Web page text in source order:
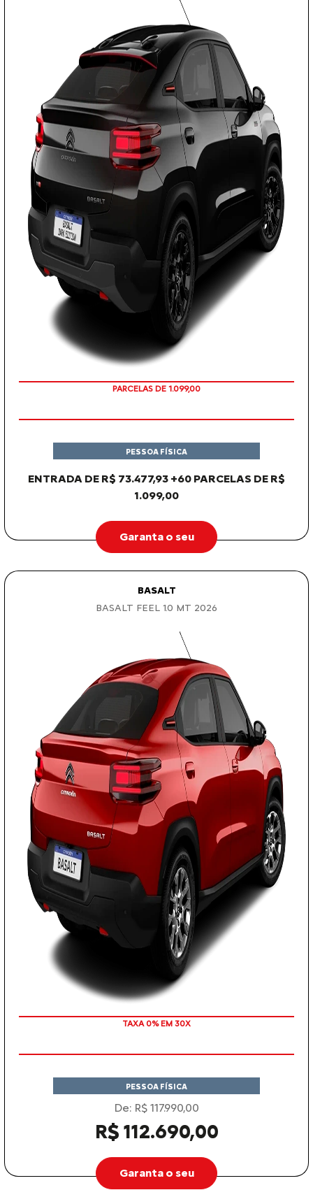
PARCELAS DE 1.099,00
ENTRADA DE R$ 73.477,93 +60 PARCELAS DE R$
1.099,00
PESSOA FÍSICA
Garanta o seu
BASALT
BASALT FEEL 1.0 MT 2026
TAXA 0% EM 30X
PESSOA FÍSICA
De: R$ 117.990,00
R$ 112.690,00
Garanta o seu